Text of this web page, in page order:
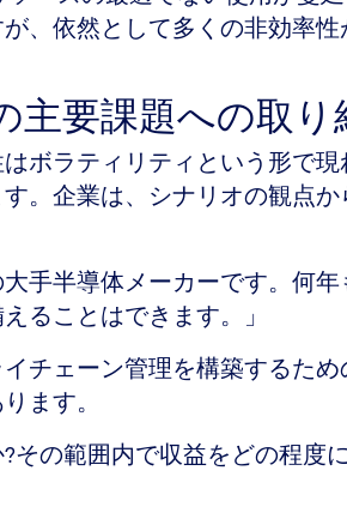
、依然として多くの非効率
主要課題への取り
ボラティリティという形で
。企業は、シナリオの観点
手半導体メーカーです。何
ることはできます。」
チェーン管理を構築するた
ます。
の範囲内で収益をどの程